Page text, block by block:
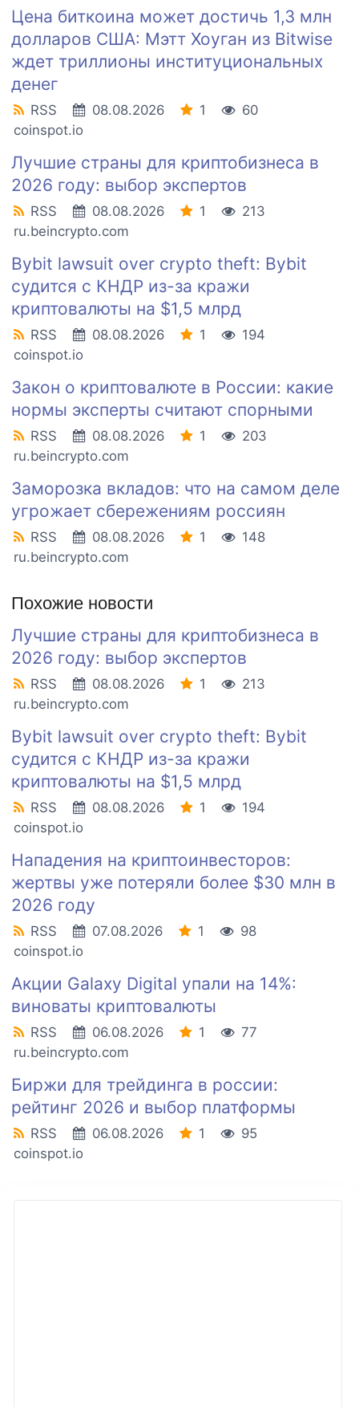
Цена биткоина может достичь 1,3 млн
долларов США: Мэтт Хоуган из Bitwise
ждет триллионы институциональных
денег
RSS 08.08.2026 1
60
coinspot.io
Лучшие страны для криптобизнеса в
2026 году: выбор экспертов
RSS 08.08.2026 1
213
ru.beincrypto.com
Bybit lawsuit over crypto theft: Bybit
судится с КНДР из-за кражи
криптовалюты на $1,5 млрд
RSS 08.08.2026 1
194
coinspot.io
Закон о криптовалюте в России: какие
нормы эксперты считают спорными
RSS 08.08.2026 1
203
ru.beincrypto.com
Заморозка вкладов: что на самом деле
угрожает сбережениям россиян
RSS 08.08.2026 1
148
ru.beincrypto.com
Похожие новости
Лучшие страны для криптобизнеса в
2026 году: выбор экспертов
RSS 08.08.2026 1
213
ru.beincrypto.com
Bybit lawsuit over crypto theft: Bybit
судится с КНДР из-за кражи
криптовалюты на $1,5 млрд
RSS 08.08.2026 1
194
coinspot.io
Нападения на криптоинвесторов:
жертвы уже потеряли более $30 млн в
2026 году
RSS 07.08.2026 1
98
coinspot.io
Акции Galaxy Digital упали на 14%:
виноваты криптовалюты
RSS 06.08.2026 1
77
ru.beincrypto.com
Биржи для трейдинга в россии:
рейтинг 2026 и выбор платформы
RSS 06.08.2026 1
95
coinspot.io